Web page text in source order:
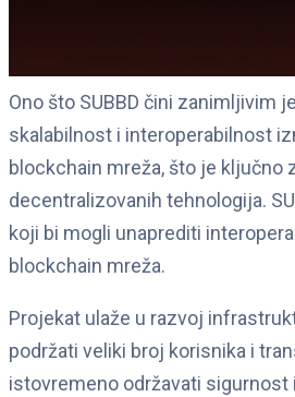
Ono što SUBBD čini zanimljivim
skalabilnost i interoperabilnost
blockchain mreža, što je ključno
decentralizovanih tehnologija.
koji bi mogli unaprediti
blockchain mreža.
Projekat ulaže u razvoj
podržati veliki broj korisnika i
istovremeno održavati sigurnost